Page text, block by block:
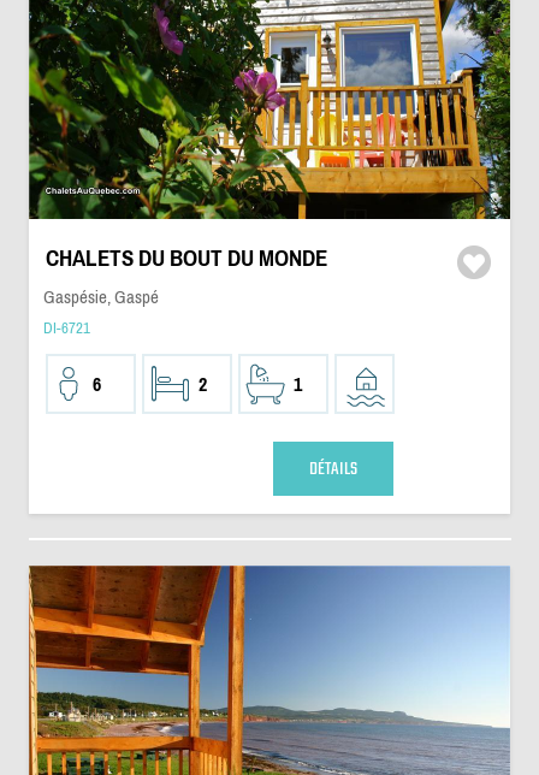
CHALETS DU BOUT DU MONDE
Gaspésie, Gaspé
DI-6721
6 2 1
DÉTAILS